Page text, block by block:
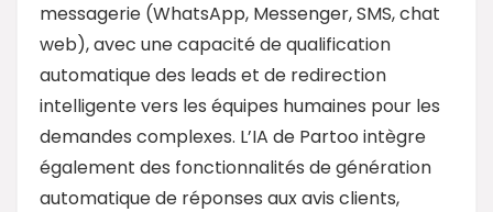
messagerie (WhatsApp, Messenger, SMS, chat
web), avec une capacité de qualification
automatique des leads et de redirection
intelligente vers les équipes humaines pour les
demandes complexes. L’IA de Partoo intègre
également des fonctionnalités de génération
automatique de réponses aux avis clients,